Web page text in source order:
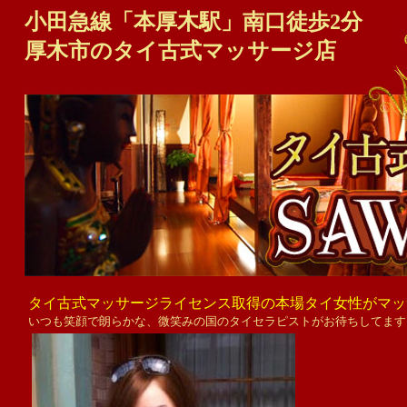
小田急線「本厚木駅」南口徒歩2分
厚木市のタイ古式マッサージ店
タイ古式マッサージライセンス取得の本場タイ女性がマ
いつも笑顔で朗らかな、微笑みの国のタイセラピストがお待ちしてま